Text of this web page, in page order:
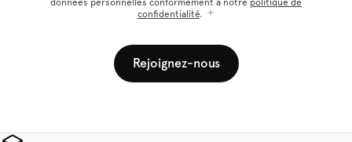
données personnelles conformément à notre politique de
confidentialité.
Rejoignez-nous